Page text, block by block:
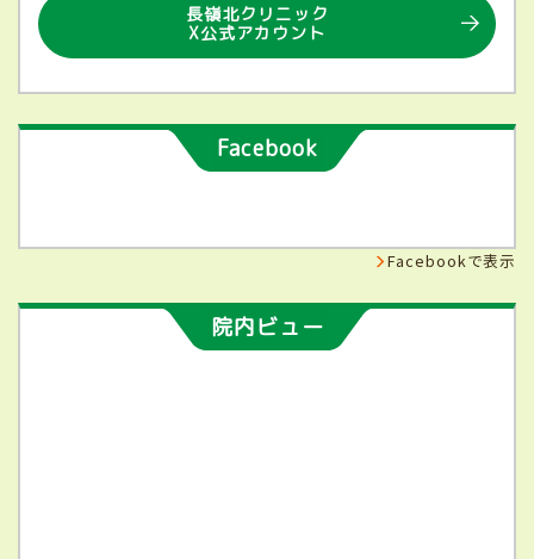
長嶺北クリニック
X公式アカウント
Facebook
Facebookで表示
院内ビュー